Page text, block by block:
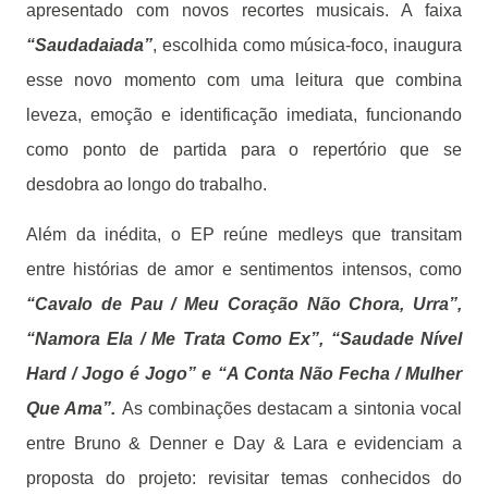
apresentado com novos recortes musicais. A faixa
“Saudadaiada”, escolhida como música-foco, inaugura
esse novo momento com uma leitura que combina
leveza, emoção e identificação imediata, funcionando
como ponto de partida para o repertório que se
desdobra ao longo do trabalho.
Além da inédita, o EP reúne medleys que transitam
entre histórias de amor e sentimentos intensos, como
“Cavalo de Pau / Meu Coração Não Chora, Urra”,
“Namora Ela / Me Trata Como Ex”, “Saudade Nível
Hard / Jogo é Jogo” e “A Conta Não Fecha / Mulher
Que Ama”. As combinações destacam a sintonia vocal
entre Bruno & Denner e Day & Lara e evidenciam a
proposta do projeto: revisitar temas conhecidos do